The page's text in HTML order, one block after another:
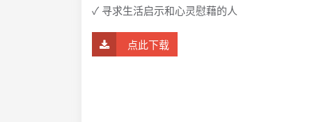
✓ 寻求生活启示和心灵慰藉的人
点此下载